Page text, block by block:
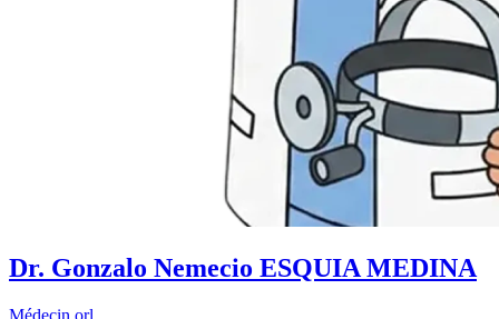
Dr. Gonzalo Nemecio ESQUIA MEDINA
Médecin orl